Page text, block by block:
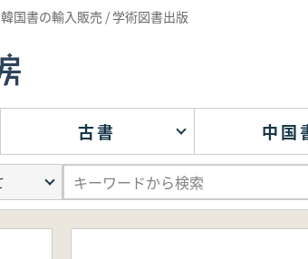
国書の輸入販売 / 学術図書出版
古書 中国